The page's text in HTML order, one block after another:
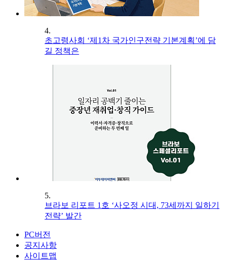
4.
초고령사회 ‘제1차 국가인구전략 기본계획’에 담
길 정책은
5.
브라보 리포트 1호 ‘사오정 시대, 73세까지 일하기
전략’ 발간
PC버전
공지사항
사이트맵